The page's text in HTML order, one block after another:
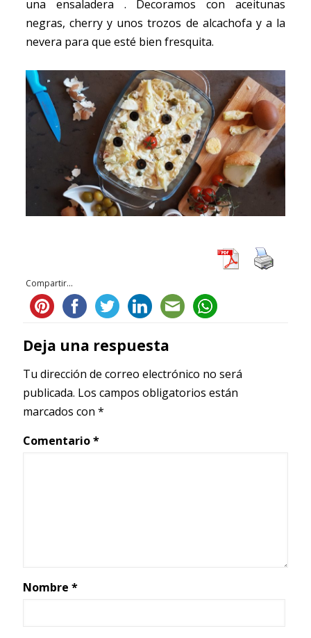
una ensaladera . Decoramos con aceitunas
negras, cherry y unos trozos de alcachofa y a la
nevera para que esté bien fresquita.
Compartir...
Deja una respuesta
Tu dirección de correo electrónico no será
publicada. Los campos obligatorios están
marcados con *
Comentario*
Nombre *